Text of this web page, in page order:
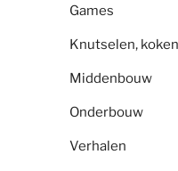
Games
Knutselen,
Middenbouw
Onderbouw
Verhalen